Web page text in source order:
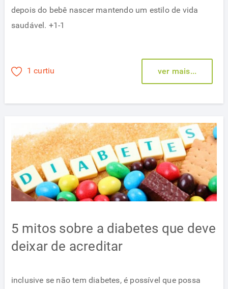
depois do bebê nascer mantendo um estilo de vida
saudável. +1-1
1 curtiu ver mais...
5 mitos sobre a diabetes que deve
deixar de acreditar
inclusive se não tem diabetes, é possível que possa